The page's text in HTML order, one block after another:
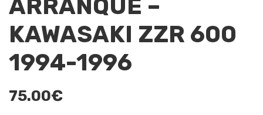
ARRANQUE –
KAWASAKI ZZR 600
1994-1996
75.00€